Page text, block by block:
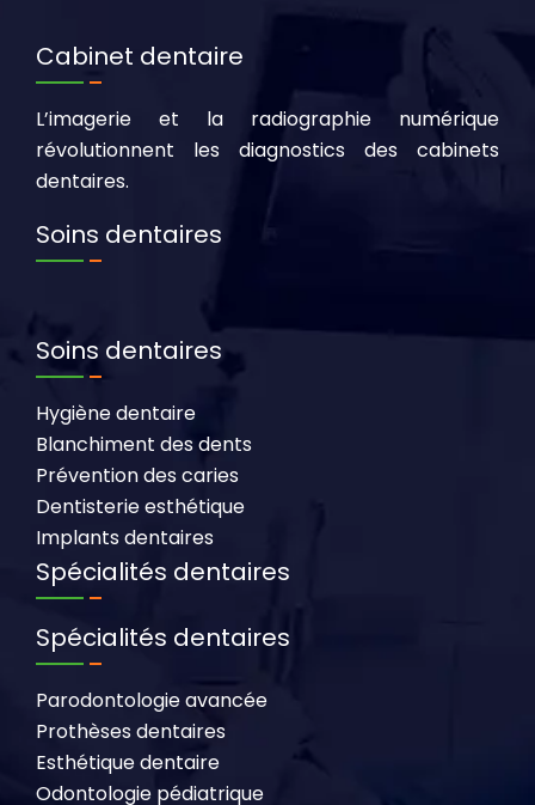
Cabinet dentaire
L’imagerie et la radiographie numérique
révolutionnent les diagnostics des cabinets
dentaires.
Soins dentaires
Soins dentaires
Hygiène dentaire
Blanchiment des dents
Prévention des caries
Dentisterie esthétique
Implants dentaires
Spécialités dentaires
Spécialités dentaires
Parodontologie avancée
Prothèses dentaires
Esthétique dentaire
Odontologie pédiatrique